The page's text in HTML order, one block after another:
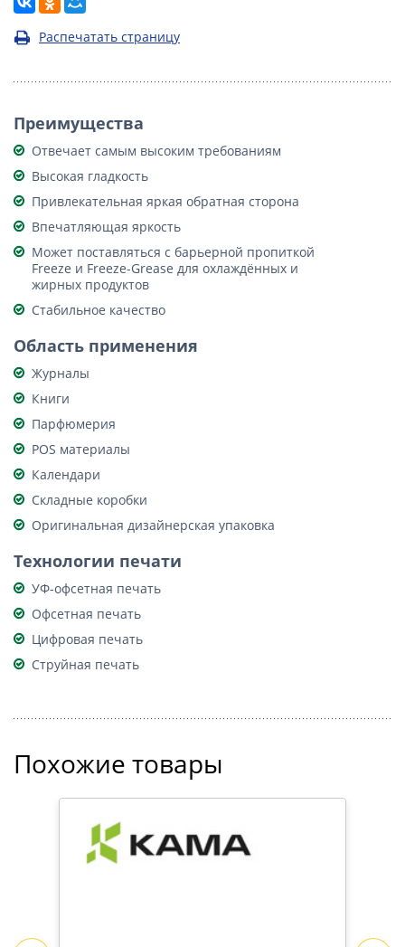
Распечатать страницу
Преимущества
Отвечает самым высоким требованиям
Высокая гладкость
Привлекательная яркая обратная сторона
Впечатляющая яркость
Может поставляться с барьерной пропиткой
Freeze и Freeze-Grease для охлаждённых и
жирных продуктов
Стабильное качество
Область применения
Журналы
Книги
Парфюмерия
POS материалы
Календари
Складные коробки
Оригинальная дизайнерская упаковка
Технологии печати
УФ-офсетная печать
Офсетная печать
Цифровая печать
Струйная печать
Похожие товары